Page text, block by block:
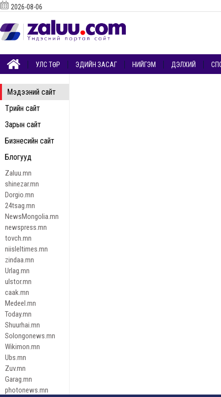
Мэдээний сайт
Төрийн сайт
Зарын сайт
Бизнесийн сайт
Блогууд
Zaluu.mn
shinezar.mn
Dorgio.mn
24tsag.mn
NewsMongolia.mn
newspress.mn
tovch.mn
niisleltimes.mn
zindaa.mn
Urlag.mn
ulstor.mn
caak.mn
Medeel.mn
Today.mn
Shuurhai.mn
Solongonews.mn
Wikimon.mn
Ubs.mn
Zuv.mn
Garag.mn
photonews.mn
2026-08-06
УЛС ТӨР ЭДИЙН ЗАСАГ НИЙГЭМ ДЭЛХИЙ